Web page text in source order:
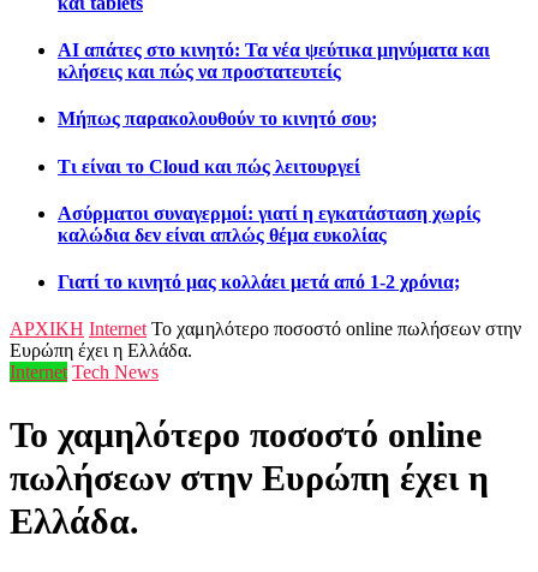
AI απάτες στο κινητό: Τα νέα ψεύτικα μηνύματα και
κλήσεις και πώς να προστατευτείς
Μήπως παρακολουθούν το κινητό σου;
Τι είναι το Cloud και πώς λειτουργεί
Ασύρματοι συναγερμοί: γιατί η εγκατάσταση χωρίς
καλώδια δεν είναι απλώς θέμα ευκολίας
Γιατί το κινητό μας κολλάει μετά από 1-2 χρόνια;
ΑΡΧΙΚΗ Internet Το χαμηλότερο ποσοστό online πωλήσεων στην
Ευρώπη έχει η Ελλάδα.
Internet Tech News
Το χαμηλότερο ποσοστό online
πωλήσεων στην Ευρώπη έχει η
Ελλάδα.